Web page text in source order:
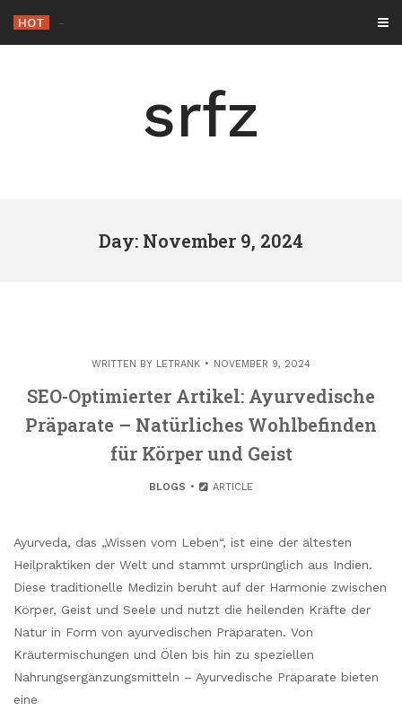
content
HOT -
srfz
Day: November 9, 2024
WRITTEN BY LETRANK NOVEMBER 9, 2024
SEO-Optimierter Artikel: Ayurvedische
Präparate – Natürliches Wohlbefinden
für Körper und Geist
BLOGS ARTICLE
Ayurveda, das „Wissen vom Leben“, ist eine der ältesten
Heilpraktiken der Welt und stammt ursprünglich aus Indien.
Diese traditionelle Medizin beruht auf der Harmonie zwischen
Körper, Geist und Seele und nutzt die heilenden Kräfte der
Natur in Form von ayurvedischen Präparaten. Von
Kräutermischungen und Ölen bis hin zu speziellen
Nahrungsergänzungsmitteln – Ayurvedische Präparate bieten
eine